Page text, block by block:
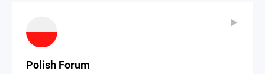
Polish Forum
▶